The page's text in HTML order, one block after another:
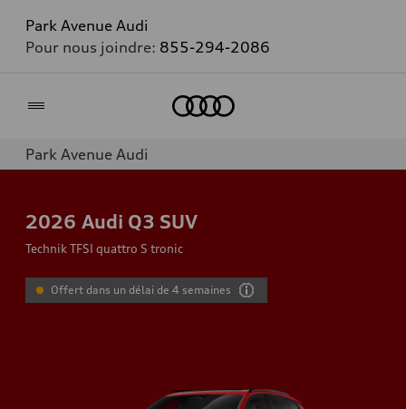
Park Avenue Audi
Pour nous joindre: 855-294-2086
Park Avenue Audi
2026 Audi Q3 SUV
Technik TFSI quattro S tronic
Offert dans un délai de 4 semaines